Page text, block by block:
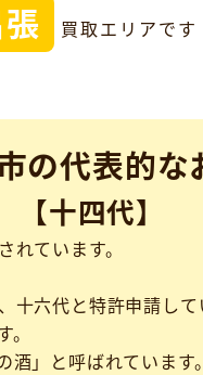
買取エリアです
の代表的な
【十四代】
ています。
十六代と特許申請し
」と呼ばれています。